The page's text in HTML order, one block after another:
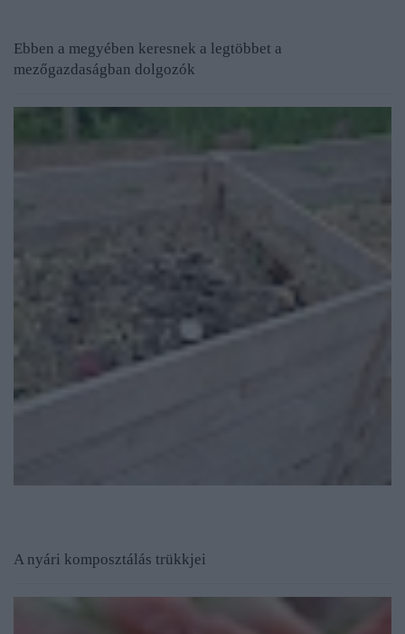
Ebben a megyében keresnek a legtöbbet a
mezőgazdaságban dolgozók
A nyári komposztálás trükkjei